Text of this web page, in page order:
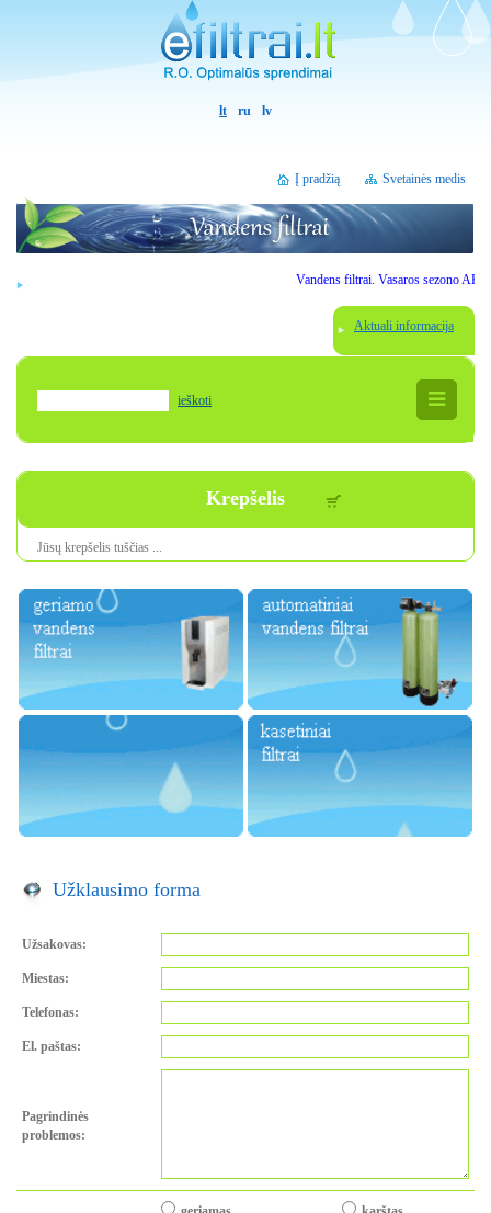
lt ru lv
Svetainės medis
Į pradžią
Vandens filtrai. Vasaros sezono
Aktuali informacija
ieškoti
Krepšelis
Jūsų krepšelis tuščias ...
Užklausimo forma
Užsakovas:
Miestas:
Telefonas:
El. paštas:
Pagrindinės
problemos: